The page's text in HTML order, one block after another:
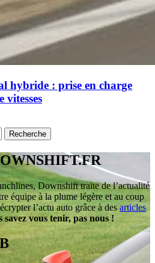
hybride : prise en charge
vitesses
Downshift traite de l’actualité
équipe à la plume légère et au coup
l’actu auto grâce à des articles
savez vous tenir, pas nous !